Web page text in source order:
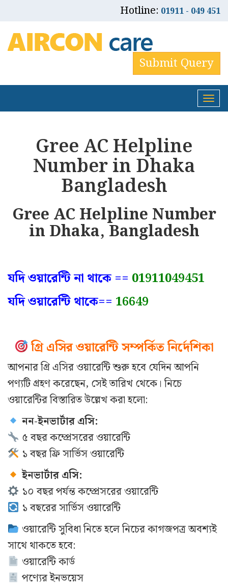
Hotline: 01911 - 049 451
Submit Query
Gree AC Helpline
Number in Dhaka
Bangladesh
Gree AC Helpline Number
in Dhaka, Bangladesh
যদি ওয়ারেন্টি না থাকে == 01911049451
যদি ওয়ারেন্টি থাকে== 16649
গ্রি এসির ওয়ারেন্টি সম্পর্কিত নির্দেশিকা
আপনার গ্রি এসির ওয়ারেন্টি শুরু হবে যেদিন আপনি
পণ্যটি গ্রহণ করেছেন, সেই তারিখ থেকে। নিচে
ওয়ারেন্টির বিস্তারিত উল্লেখ করা হলো:
নন-ইনভার্টার এসি:
৫ বছর কম্প্রেসরের ওয়ারেন্টি
১ বছর ফ্রি সার্ভিস ওয়ারেন্টি
ইনভার্টার এসি:
১০ বছর পর্যন্ত কম্প্রেসরের ওয়ারেন্টি
১ বছরের সার্ভিস ওয়ারেন্টি
ওয়ারেন্টি সুবিধা নিতে হলে নিচের কাগজপত্র অবশ্যই
সাথে থাকতে হবে:
ওয়ারেন্টি কার্ড
পণ্যের ইনভয়েস